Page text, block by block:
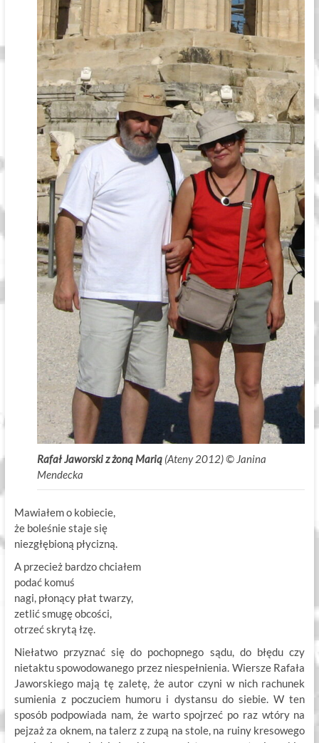
Rafał Jaworski z żoną Marią (Ateny 2012) © Janina
Mendecka
Mawiałem o kobiecie,
że boleśnie staje się
niezgłębioną płycizną.
A przecież bardzo chciałem
podać komuś
nagi, płonący płat twarzy,
zetlić smugę obcości,
otrzeć skrytą łzę.
Niełatwo przyznać się do pochopnego sądu, do błędu czy
nietaktu spowodowanego przez niespełnienia. Wiersze Rafała
Jaworskiego mają tę zaletę, że autor czyni w nich rachunek
sumienia z poczuciem humoru i dystansu do siebie. W ten
sposób podpowiada nam, że warto spojrzeć po raz wtóry na
pejzaż za oknem, na talerz z zupą na stole, na ruiny kresowego